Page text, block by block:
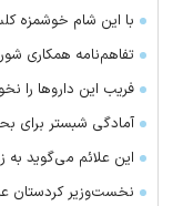
با این شام خوشمزه
تفاهم‌نامه همکاری
فریب این دارو‌ها را
آمادگی شبستر برای
این علائم می‌گوید
نخست‌وزیر کردستان